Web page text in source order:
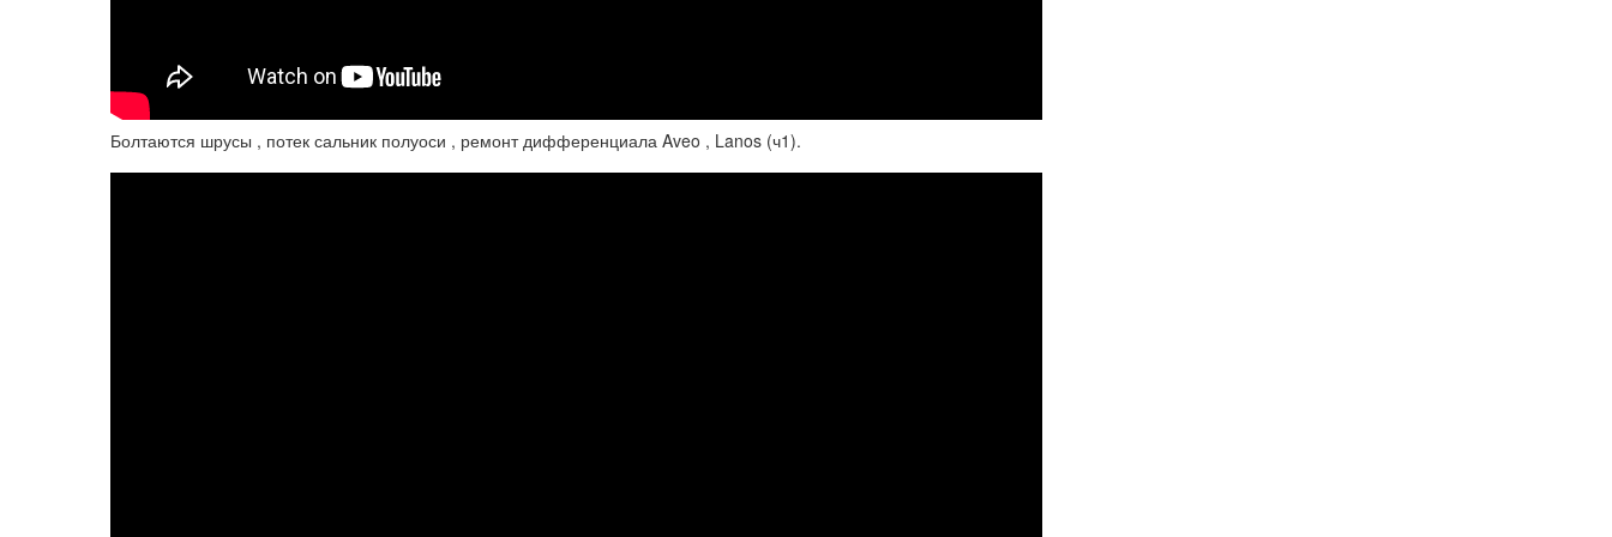
Болтаются шрусы , потек сальник полуоси , ремонт дифференциала Aveo , Lanos (ч1).